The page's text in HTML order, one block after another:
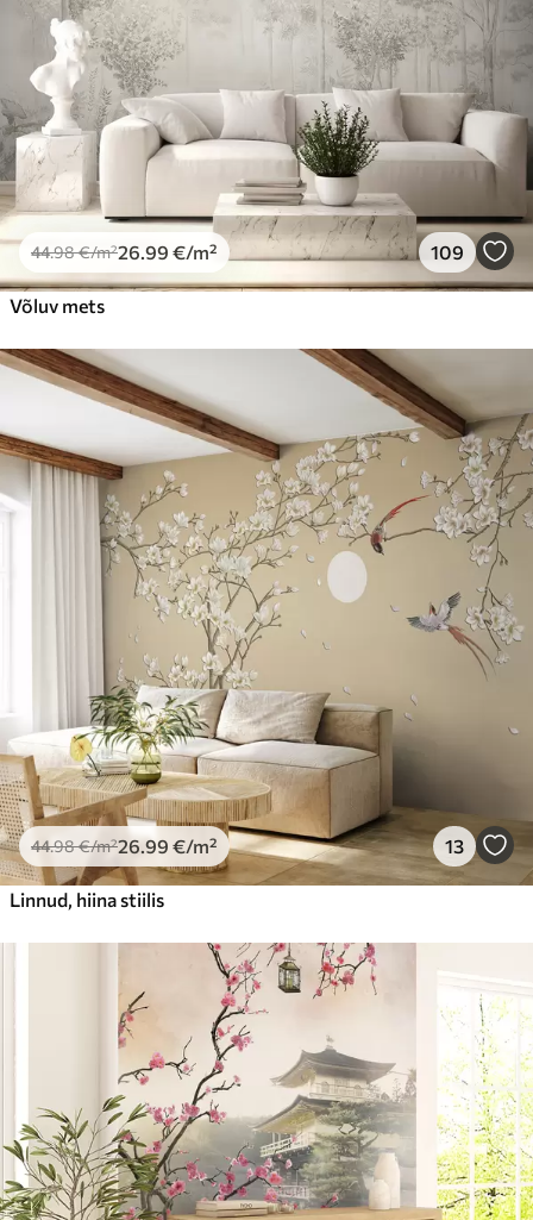
44.98€/m²26 .99 €/m² 109
Võluv mets
44.98€/m²26.99 €/m² 13
Linnud, hiina stiilis